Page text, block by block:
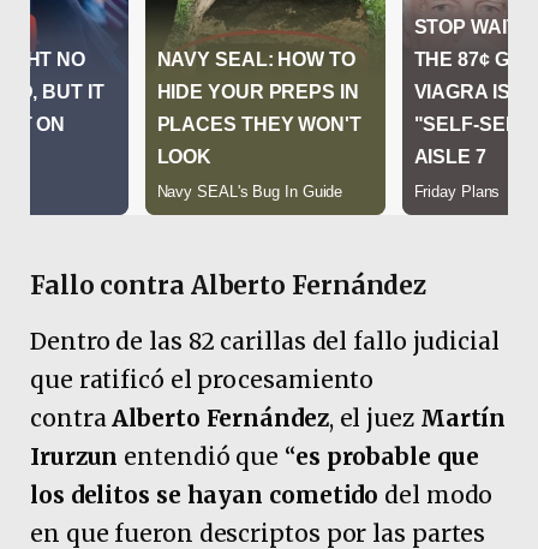
Fallo contra Alberto Fernández
Dentro de las 82 carillas del fallo judicial
que ratificó el procesamiento
contraAlberto Fernández, el juez Martín
Irurzun entendió que “es probable que
los delitos se hayan cometido del modo
en que fueron descriptos por las partes